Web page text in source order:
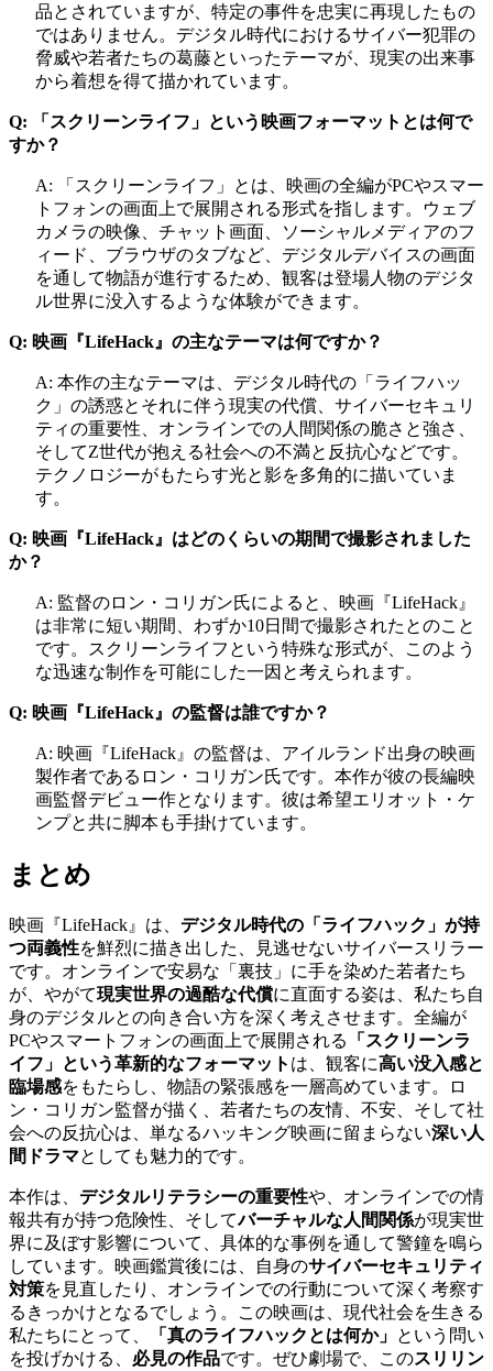
品とされていますが、特定の事件を忠実に再現したもの
ではありません。デジタル時代におけるサイバー犯罪の
脅威や若者たちの葛藤といったテーマが、現実の出来事
から着想を得て描かれています。
Q: 「スクリーンライフ」という映画フォーマットとは何で
すか？
A: 「スクリーンライフ」とは、映画の全編がPCやスマー
トフォンの画面上で展開される形式を指します。ウェブ
カメラの映像、チャット画面、ソーシャルメディアのフ
ィード、ブラウザのタブなど、デジタルデバイスの画面
を通して物語が進行するため、観客は登場人物のデジタ
ル世界に没入するような体験ができます。
Q: 映画『LifeHack』の主なテーマは何ですか？
A: 本作の主なテーマは、デジタル時代の「ライフハッ
ク」の誘惑とそれに伴う現実の代償、サイバーセキュリ
ティの重要性、オンラインでの人間関係の脆さと強さ、
そしてZ世代が抱える社会への不満と反抗心などです。
テクノロジーがもたらす光と影を多角的に描いていま
す。
Q: 映画『LifeHack』はどのくらいの期間で撮影されました
か？
A: 監督のロン・コリガン氏によると、映画『LifeHack』
は非常に短い期間、わずか10日間で撮影されたとのこと
です。スクリーンライフという特殊な形式が、このよう
な迅速な制作を可能にした一因と考えられます。
Q: 映画『LifeHack』の監督は誰ですか？
A: 映画『LifeHack』の監督は、アイルランド出身の映画
製作者であるロン・コリガン氏です。本作が彼の長編映
画監督デビュー作となります。彼は希望エリオット・ケ
ンプと共に脚本も手掛けています。
まとめ
映画『LifeHack』は、 デジタル時代の「ライフハック」が持
つ両義性を鮮烈に描き出した、見逃せないサイバースリラー
です。オンラインで安易な「裏技」に手を染めた若者たち
が、やがて現実世界の過酷な代償に直面する姿は、私たち自
身のデジタルとの向き合い方を深く考えさせます。全編が
PCやスマートフォンの画面上で展開される
「スクリーンラ
イフ」という革新的なフォーマット は、観客に高い没入感と
臨場感をもたらし、物語の緊張感を一層高めています。ロ
ン・コリガン監督が描く、若者たちの友情、不安、そして社
会への反抗心は、単なるハッキング映画に留まらない深い人
間ドラマとしても魅力的です。
本作は、 デジタルリテラシーの重要性や、オンラインでの情
報共有が持つ危険性、そしてバーチャルな人間関係が現実世
界に及ぼす影響について、具体的な事例を通して警鐘を鳴ら
しています。映画鑑賞後には、自身のサイバーセキュリティ
対策を見直したり、オンラインでの行動について深く考察す
るきっかけとなるでしょう。この映画は、現代社会を生きる
私たちにとって、
「真のライフハックとは何か」 という問い
を投げかける、 必見の作品です。ぜひ劇場で、このスリリン